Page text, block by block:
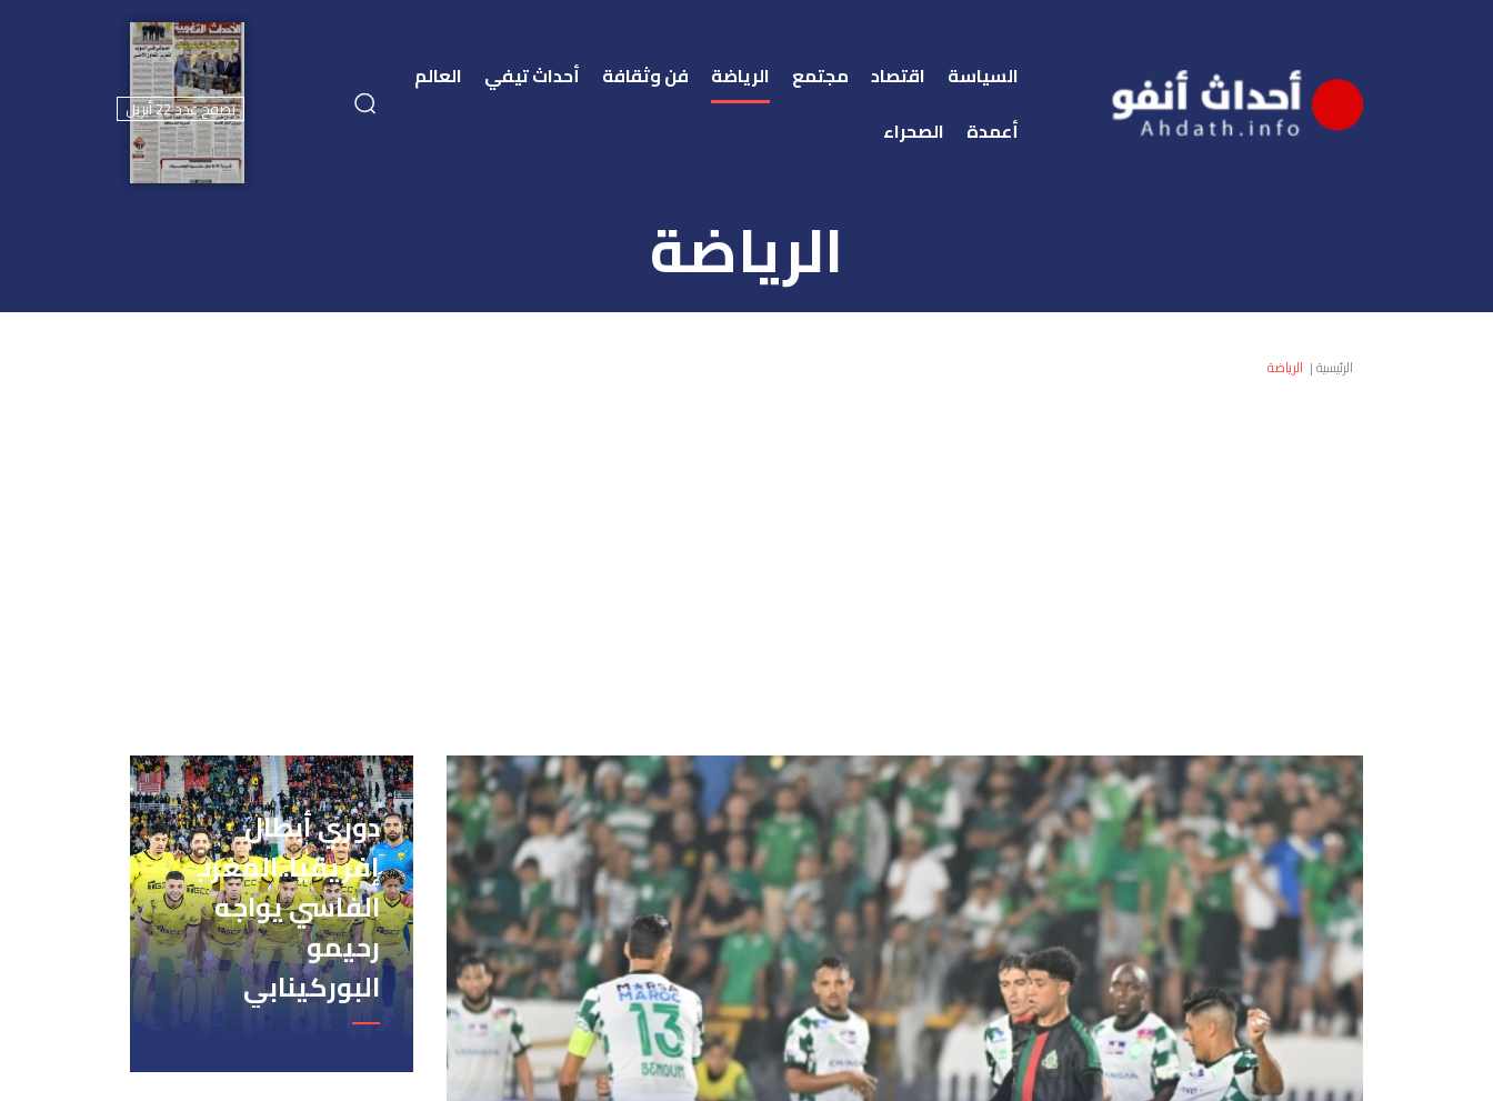
السياسة اقتصاد مجتمع الرياضة فن وثقافة أحداث تيفي
العالم
أعمدة
الصحراء
تصفح عدد 22 أبريل
الرياضة
الرئيسية| الرياضة
دوري أبطال
إفريقيا..المغرب
الفاسي يواجه
رحيمو
البوركينابي